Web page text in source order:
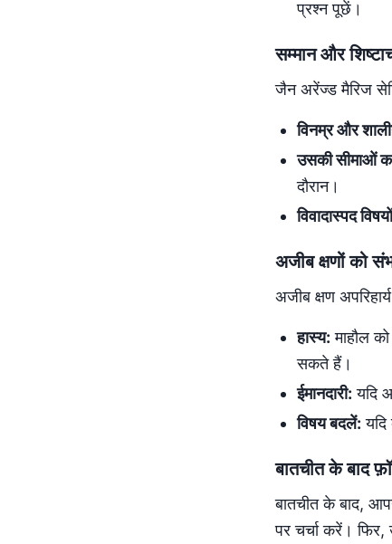
प्रश्न पूछें।
सम्मान और
जैन अरेंज्ड मैरिज
विनम्र और
उसकी सीमाओं
दौरान।
विवादास्पद
अजीब क्षणों को
अजीब क्षण
हास्य: माहौल
सकते हैं।
ईमानदारी: यदि
विषय बदलें:
बातचीत के बाद
बातचीत के बाद,
पर चर्चा करें। फिर,